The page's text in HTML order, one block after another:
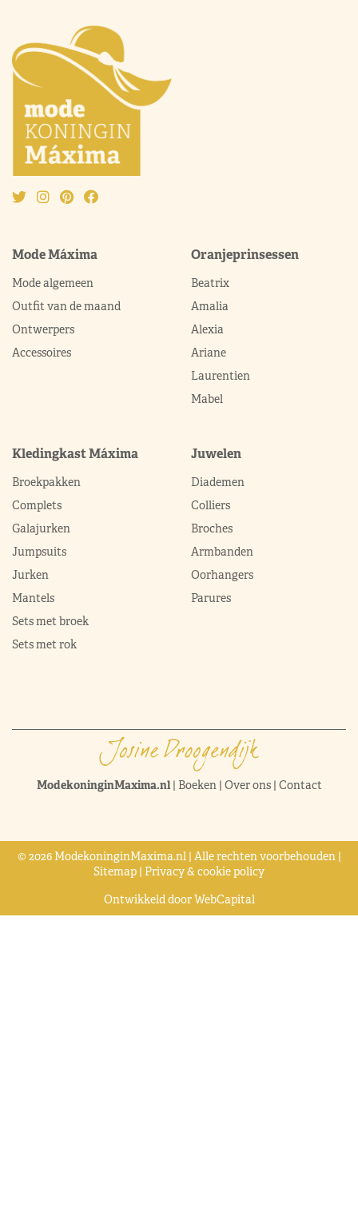
Mode Máxima
Mode algemeen
Outfit van de maand
Ontwerpers
Accessoires
Oranjeprinsessen
Beatrix
Amalia
Alexia
Ariane
Laurentien
Mabel
Kledingkast Máxima
Broekpakken
Complets
Galajurken
Jumpsuits
Jurken
Mantels
Sets met broek
Sets met rok
Juwelen
Diademen
Colliers
Broches
Armbanden
Oorhangers
Parures
ModekoninginMaxima.nl| Boeken| Over ons| Contact
© 2026 ModekoninginMaxima.nl | Alle rechten voorbehouden |
Sitemap | Privacy & cookie policy
Ontwikkeld doorWebCapital